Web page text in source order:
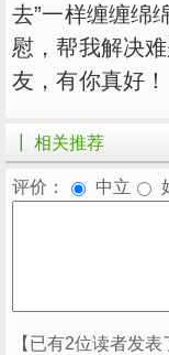
去”一样缠缠绵
慰，帮我解决
友，有你真好！
┃ 相关推荐
评价： 中立
【已有2位读者发表